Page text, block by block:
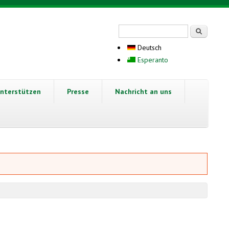
Deutsch
Esperanto
Presse Nachricht an uns